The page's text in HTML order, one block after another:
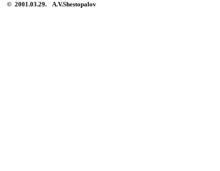
© 2001.03.29. A.V.Shestopalov